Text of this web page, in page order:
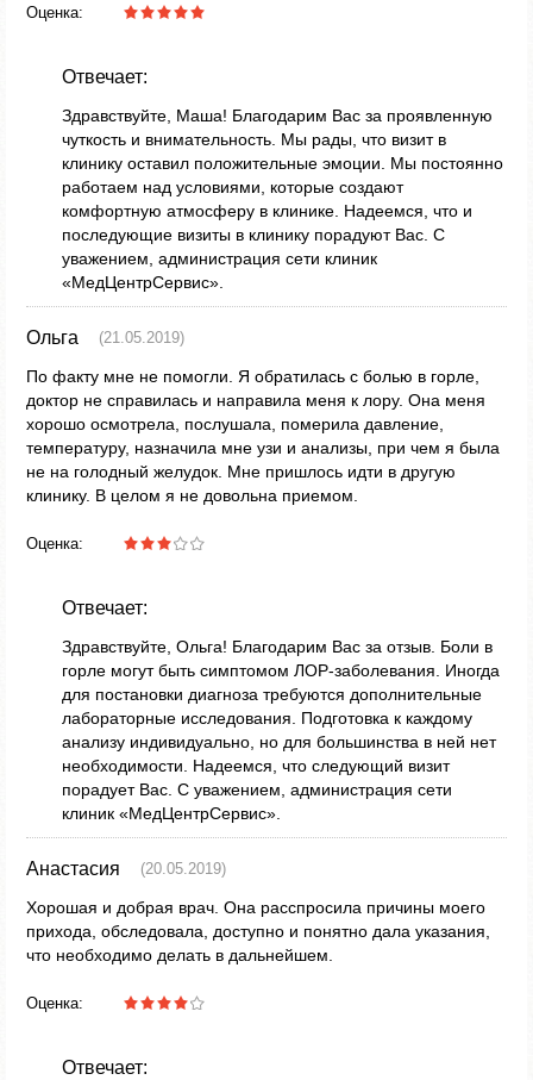
Оценка:
Отвечает:
Здравствуйте, Маша! Благодарим Вас за проявленную
чуткость и внимательность. Мы рады, что визит в
клинику оставил положительные эмоции. Мы постоянно
работаем над условиями, которые создают
комфортную атмосферу в клинике. Надеемся, что и
последующие визиты в клинику порадуют Вас. С
уважением, администрация сети клиник
«МедЦентрСервис».
Ольга (21.05.2019)
По факту мне не помогли. Я обратилась с болью в горле,
доктор не справилась и направила меня к лору. Она меня
хорошо осмотрела, послушала, померила давление,
температуру, назначила мне узи и анализы, при чем я была
не на голодный желудок. Мне пришлось идти в другую
клинику. В целом я не довольна приемом.
Оценка:
Отвечает:
Здравствуйте, Ольга! Благодарим Вас за отзыв. Боли в
горле могут быть симптомом ЛОР-заболевания. Иногда
для постановки диагноза требуются дополнительные
лабораторные исследования. Подготовка к каждому
анализу индивидуально, но для большинства в ней нет
необходимости. Надеемся, что следующий визит
порадует Вас. С уважением, администрация сети
клиник «МедЦентрСервис».
Анастасия (20.05.2019)
Хорошая и добрая врач. Она расспросила причины моего
прихода, обследовала, доступно и понятно дала указания,
что необходимо делать в дальнейшем.
Оценка:
Отвечает: